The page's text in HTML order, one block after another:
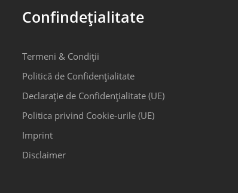
Confindețialitate
Termeni & Condiții
Politică de Confidențialitate
Declarație de Confidențialitate (UE)
Politica privind Cookie-urile (UE)
Imprint
Disclaimer